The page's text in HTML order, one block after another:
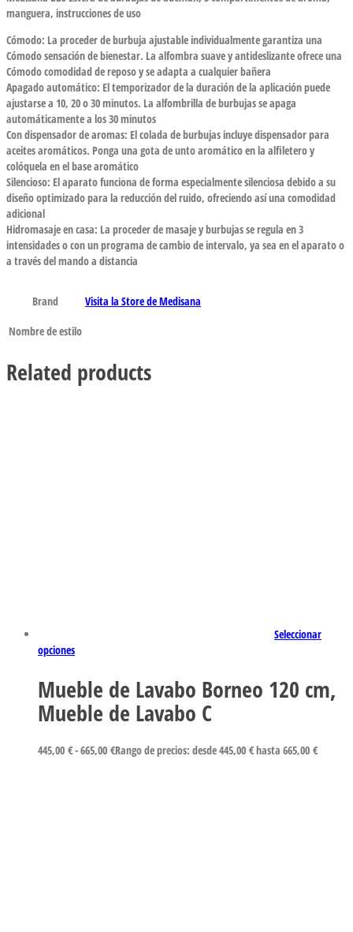
manguera, instrucciones de uso
Cómodo: La proceder de burbuja ajustable individualmente garantiza una
Cómodo sensación de bienestar. La alfombra suave y antideslizante ofrece una
Cómodo comodidad de reposo y se adapta a cualquier bañera
Apagado automático: El temporizador de la duración de la aplicación puede
ajustarse a 10, 20 o 30 minutos. La alfombrilla de burbujas se apaga
automáticamente a los 30 minutos
Con dispensador de aromas: El colada de burbujas incluye dispensador para
aceites aromáticos. Ponga una gota de unto aromático en la alfiletero y
colóquela en el base aromático
Silencioso: El aparato funciona de forma especialmente silenciosa debido a su
diseño optimizado para la reducción del ruido, ofreciendo así una comodidad
adicional
Hidromasaje en casa: La proceder de masaje y burbujas se regula en 3
intensidades o con un programa de cambio de intervalo, ya sea en el aparato o
a través del mando a distancia
Brand
Visita la Store de Medisana
Nombre de estilo
Related products
Seleccionar
opciones
Mueble de Lavabo Borneo 120 cm,
Mueble de Lavabo C
445,00 €-665,00 €Rango de precios: desde 445,00 € hasta 665,00 €